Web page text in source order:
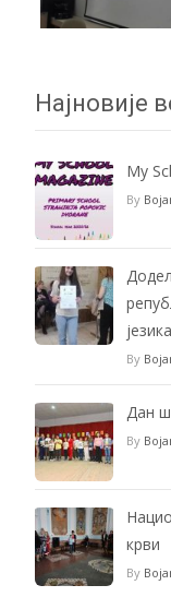
Најновије
My
By
језика
By
Дан
By
крви
By